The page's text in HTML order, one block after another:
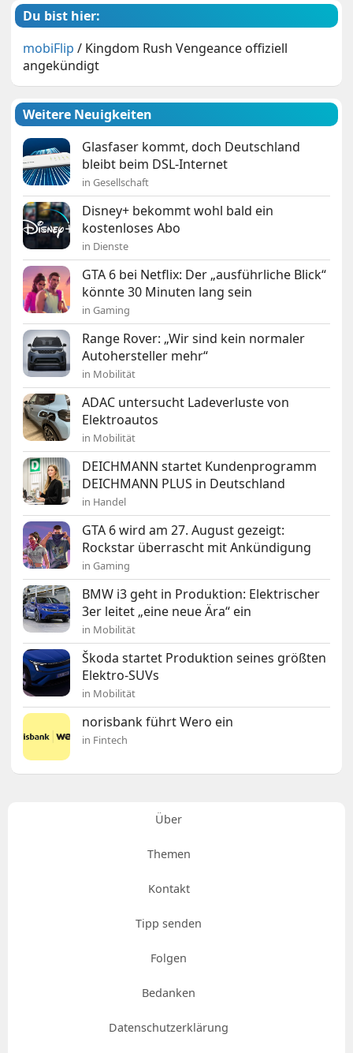
Du bist hier:
mobiFlip / Kingdom Rush Vengeance offiziell
angekündigt
Weitere Neuigkeiten
Glasfaser kommt, doch Deutschland
bleibt beim DSL-Internet
in Gesellschaft
Disney+ bekommt wohl bald ein
kostenloses Abo
in Dienste
GTA 6 bei Netflix: Der „ausführliche Blick“
könnte 30 Minuten lang sein
in Gaming
Range Rover: „Wir sind kein normaler
Autohersteller mehr“
in Mobilität
ADAC untersucht Ladeverluste von
Elektroautos
in Mobilität
DEICHMANN startet Kundenprogramm
DEICHMANN PLUS in Deutschland
in Handel
GTA 6 wird am 27. August gezeigt:
Rockstar überrascht mit Ankündigung
in Gaming
BMW i3 geht in Produktion: Elektrischer
3er leitet „eine neue Ära“ ein
in Mobilität
Škoda startet Produktion seines größten
Elektro-SUVs
in Mobilität
norisbank führt Wero ein
in Fintech
Über
Themen
Kontakt
Tipp senden
Folgen
Bedanken
Datenschutzerklärung